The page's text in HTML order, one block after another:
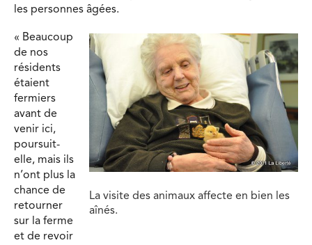
les personnes âgées.
La visite des animaux affecte en bien les
aînés.
« Beaucoup
de nos
résidents
étaient
fermiers
avant de
venir ici,
poursuit-
elle, mais ils
n’ont plus la
chance de
retourner
sur la ferme
et de revoir